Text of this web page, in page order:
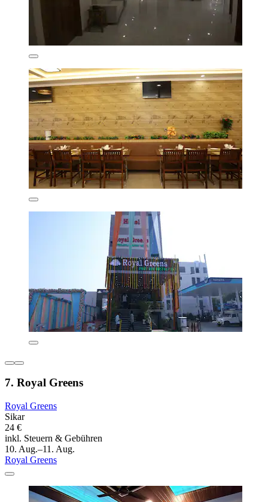
7. Royal Greens
Royal Greens
Sikar
24 €
inkl. Steuern & Gebühren
10. Aug.–11. Aug.
Royal Greens